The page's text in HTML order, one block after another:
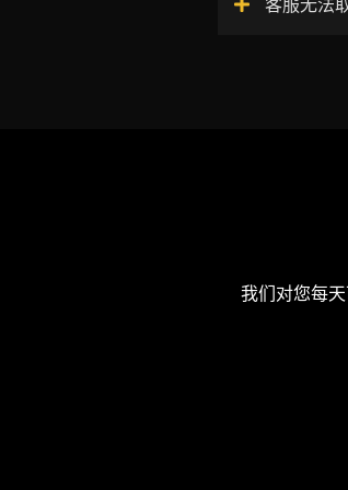
我们对您每